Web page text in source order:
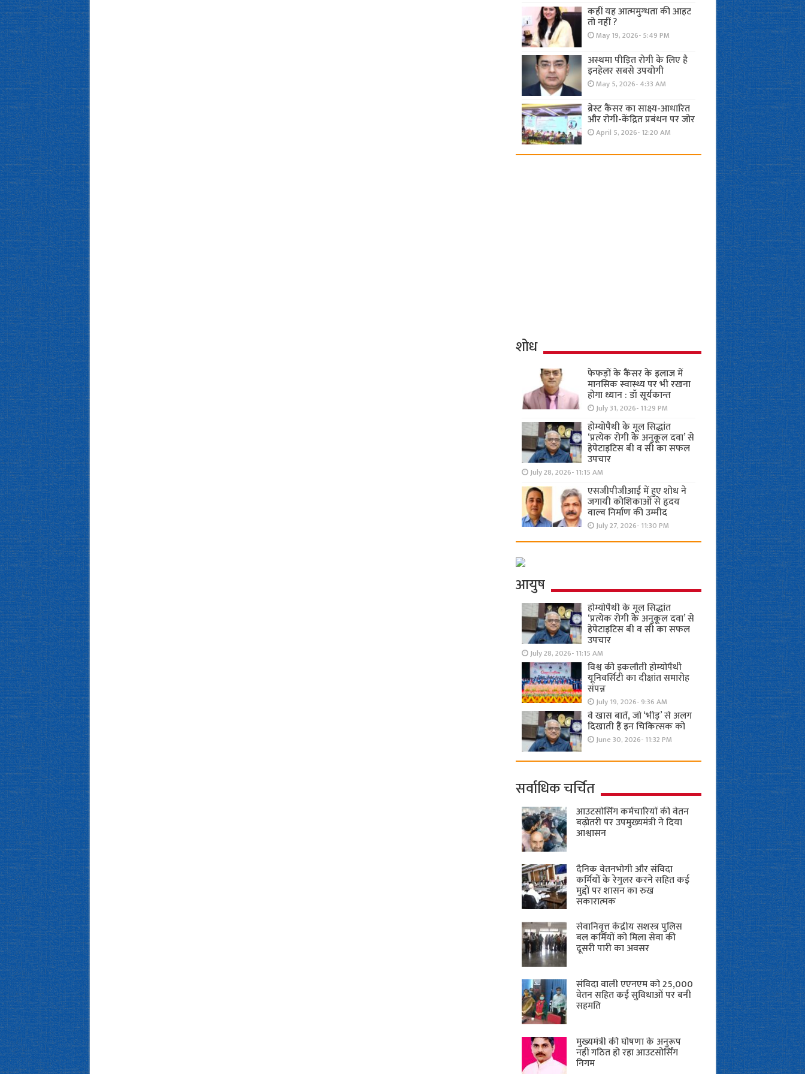
कहीं यह आत्ममुग्धता की आहट
तो नहीं ?
May 19, 2026- 5:49 PM
अस्थमा पीड़ित रोगी के लिए है
इनहेलर सबसे उपयोगी
May 5, 2026- 4:33 AM
ब्रेस्ट कैंसर का साक्ष्य-आधारित
और रोगी-केंद्रित प्रबंधन पर जोर
April 5, 2026- 12:20 AM
शोध
फेफड़ों के कैंसर के इलाज में
मानसिक स्वास्थ्य पर भी रखना
होगा ध्यान : डॉ सूर्यकान्त
July 31, 2026- 11:29 PM
होम्योपैथी के मूल सिद्धांत
‘प्रत्येक रोगी केे अनुकूल दवा’ से
हेपेटाइटिस बी व सी का सफल
उपचार
July 28, 2026- 11:15 AM
एसजीपीजीआई में हुए शोध ने
जगायी कोशिकाओं से हृदय
वाल्व निर्माण की उम्मीद
July 27, 2026- 11:30 PM
आयुष
होम्योपैथी के मूल सिद्धांत
‘प्रत्येक रोगी केे अनुकूल दवा’ से
हेपेटाइटिस बी व सी का सफल
उपचार
July 28, 2026- 11:15 AM
विश्व की इकलौती होम्योपैथी
यूनिवर्सिटी का दीक्षांत समारोह
संपन्न
July 19, 2026- 9:36 AM
वे खास बातें, जो ‘भीड़’ से अलग
दिखाती हैं इन चिकित्सक को
June 30, 2026- 11:32 PM
सर्वाधिक चर्चित
आउटसोर्सिंग कर्मचारियों की वेतन
बढ़ोतरी पर उपमुख्यमंत्री ने दिया
आश्वासन
दैनिक वेतनभोगी और संविदा
कर्मियों के रेगुलर करने सहित कई
मुद्दों पर शासन का रुख
सकारात्मक
सेवानिवृत्त केंद्रीय सशस्त्र पुलिस
बल ​कर्मियों को मिला सेवा की
दूसरी पारी का अवसर
संविदा वाली एएनएम को 25,000
वेतन सहित कई सुविधाओं पर बनी
सहमति
मुख्यमंत्री की घोषणा के अनुरूप
नहीं गठित हो रहा आउटसोर्सिंग
निगम